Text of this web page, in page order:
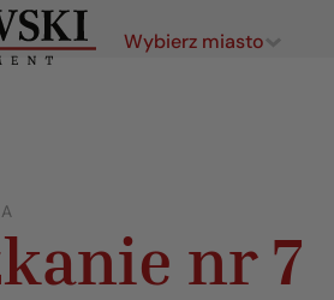
Wybierz miasto
nr 7